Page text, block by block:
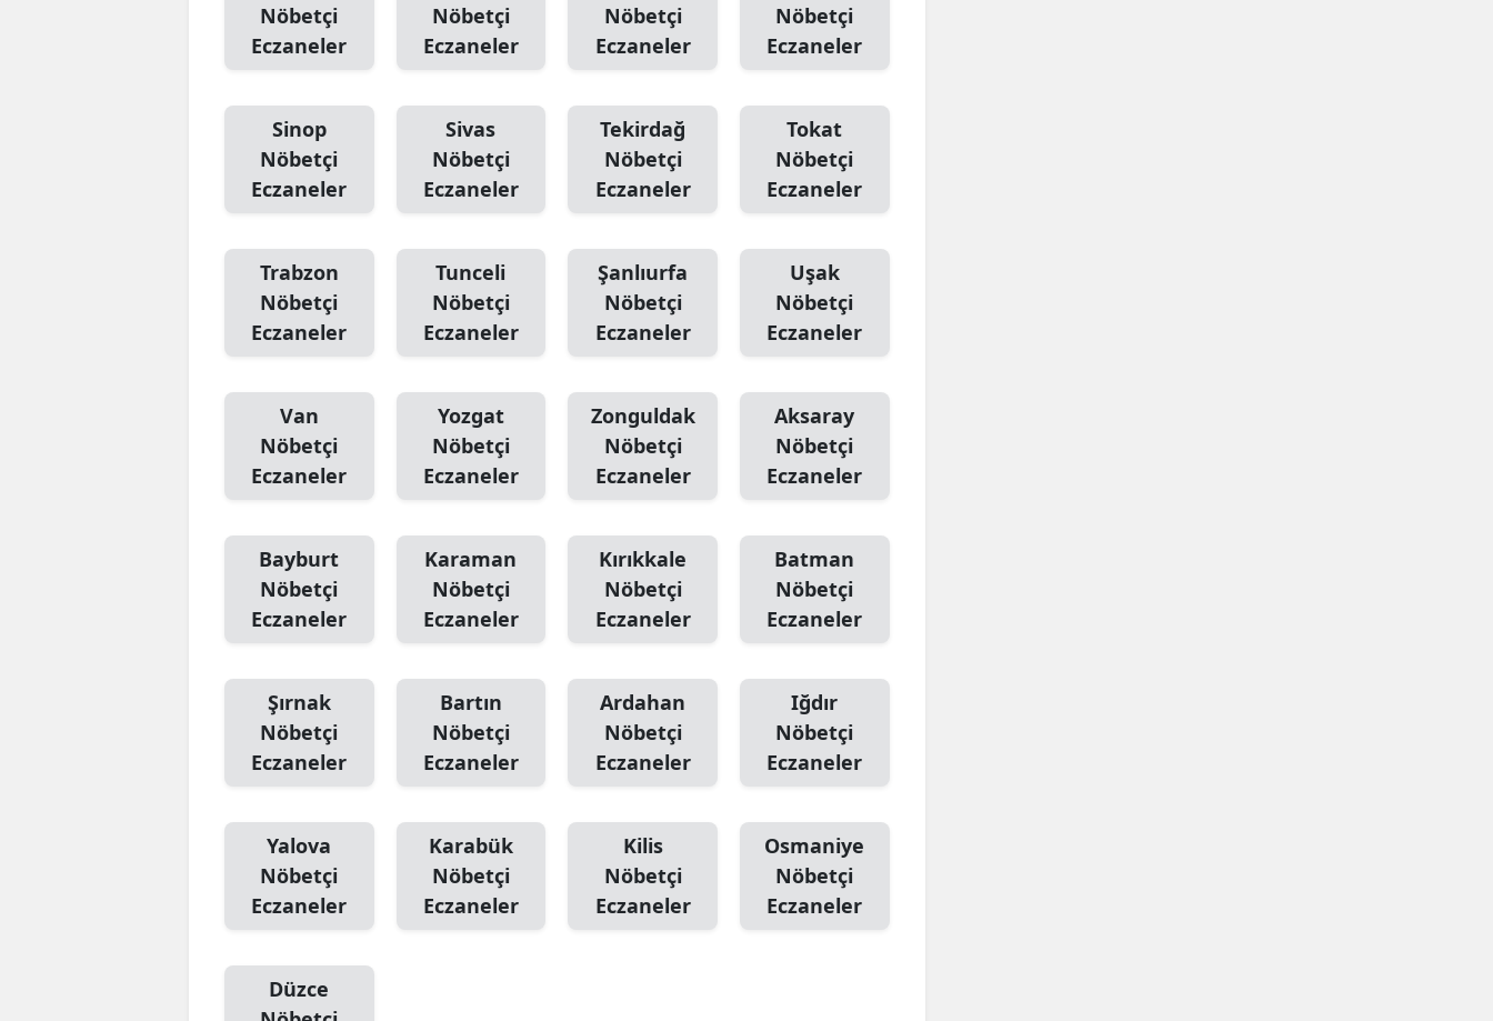
Nöbetçi
Eczaneler
Nöbetçi
Eczaneler
Nöbetçi
Eczaneler
Nöbetçi
Eczaneler
Sinop
Nöbetçi
Eczaneler
Sivas
Nöbetçi
Eczaneler
Tekirdağ
Nöbetçi
Eczaneler
Tokat
Nöbetçi
Eczaneler
Trabzon
Nöbetçi
Eczaneler
Tunceli
Nöbetçi
Eczaneler
Şanlıurfa
Nöbetçi
Eczaneler
Uşak
Nöbetçi
Eczaneler
Van
Nöbetçi
Eczaneler
Yozgat
Nöbetçi
Eczaneler
Zonguldak
Nöbetçi
Eczaneler
Aksaray
Nöbetçi
Eczaneler
Bayburt
Nöbetçi
Eczaneler
Karaman
Nöbetçi
Eczaneler
Kırıkkale
Nöbetçi
Eczaneler
Batman
Nöbetçi
Eczaneler
Şırnak
Nöbetçi
Eczaneler
Bartın
Nöbetçi
Eczaneler
Ardahan
Nöbetçi
Eczaneler
Iğdır
Nöbetçi
Eczaneler
Yalova
Nöbetçi
Eczaneler
Karabük
Nöbetçi
Eczaneler
Kilis
Nöbetçi
Eczaneler
Osmaniye
Nöbetçi
Eczaneler
Düzce